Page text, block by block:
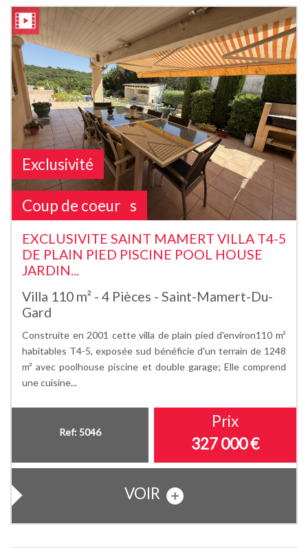
Sous Compromis
Exclusivité
Coup de coeur
EXCLUSIVITE SAINT MAMERT VILLA T4-5
DE PLAIN PIED PISCINE POOL HOUSE
JARDIN...
Villa 110 m² - 4 Pièces - Saint-Mamert-Du-
Gard
Construite en 2001 cette villa de plain pied d'environ110 m²
habitables T4-5, exposée sud bénéficie d'un terrain de 1248
m² avec poolhouse piscine et double garage; Elle comprend
une cuisine...
Ref: 5046
Prix
327 000€
VOIR